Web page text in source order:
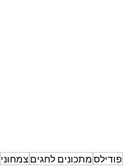
פודילסמתכונים לחגים צמחוני